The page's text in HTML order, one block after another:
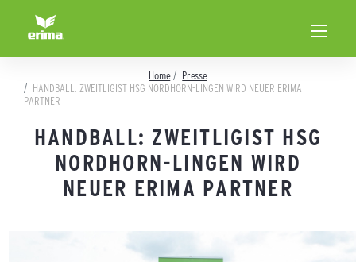
Home
Presse
HANDBALL: ZWEITLIGIST HSG NORDHORN-LINGEN WIRD NEUER ERIMA
PARTNER
HANDBALL: ZWEITLIGIST HSG
NORDHORN-LINGEN WIRD
NEUER ERIMA PARTNER